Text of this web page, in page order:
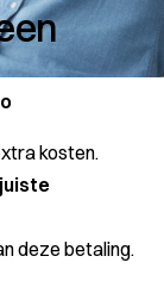
kosten.
deze betaling.